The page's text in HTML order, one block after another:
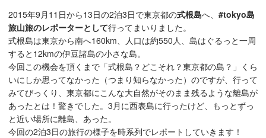
2015年9月11日から13日の2泊3日で東京都の式根島へ、 #tokyo島
旅山旅のレポーターとして行ってまいりました。
式根島は東京から南へ160km、人口は約550人、島はぐるっと一周
すると12kmの伊豆諸島の小さな島。
今回この機会を頂くまで「式根島？どこそれ？東京都の島？」くら
いにしか思ってなかった（つまり知らなかった）のですが、行って
みてびっくり、東京都にこんな大自然がそのまま残るような離島が
あったとは！驚きでした。3月に西表島に行ったけど、もっとずっ
と近い場所に離島、あった。
今回の2泊3日の旅行の様子を時系列でレポートしていきます！